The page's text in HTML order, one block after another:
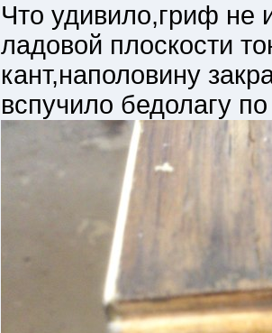
Что удивило,гриф не
ладовой плоскости
кант,наполовину
вспучило бедолагу